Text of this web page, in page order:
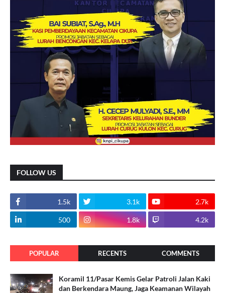
FOLLOW US
1.5k 3.1k 2.7k
500 1.8k 4.2k
POPULAR RECENTS COMMENTS
Koramil 11/Pasar Kemis Gelar Patroli Jalan Kaki
dan Berkendara Maung, Jaga Keamanan Wilayah